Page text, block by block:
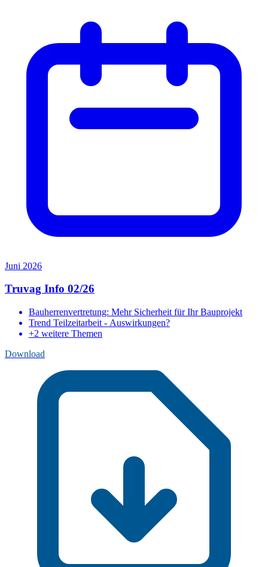
Juni 2026
Truvag Info 02/26
Bauherrenvertretung: Mehr Sicherheit für Ihr Bauprojekt
Trend Teilzeitarbeit - Auswirkungen?
+2 weitere Themen
Download